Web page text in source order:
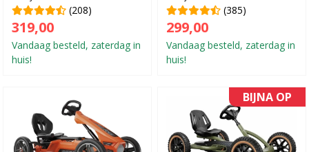
(208)
319,00
Vandaag besteld, zaterdag in
huis!
(385)
299,00
Vandaag besteld, zaterdag in
huis!
BIJNA OP